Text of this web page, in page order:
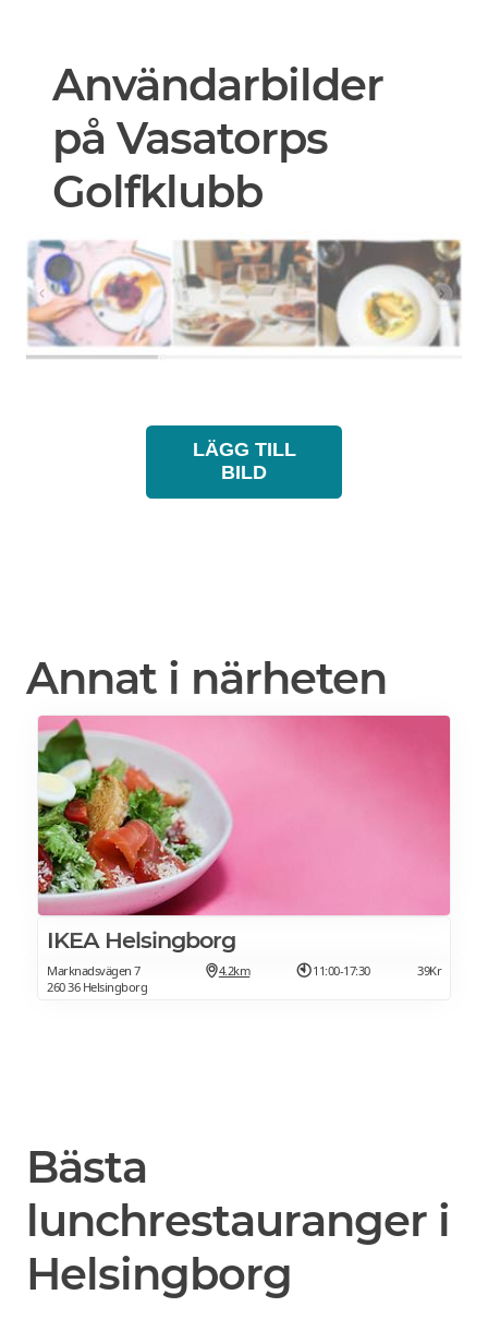
Användarbilder
på Vasatorps
Golfklubb
LÄGG TILL
BILD
Annat i närheten
IKEA Helsingborg
Marknadsvägen 7
260 36 Helsingborg
4.2km 11:00-17:30 39Kr
Bästa
lunchrestauranger i
Helsingborg